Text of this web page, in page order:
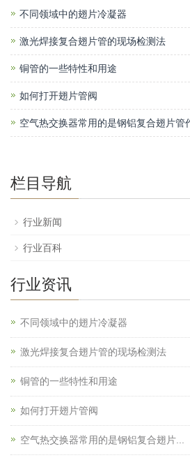
不同领域中的翅片冷凝器
激光焊接复合翅片管的现场检测法
铜管的一些特性和用途
如何打开翅片管阀
空气热交换器常用的是钢铝复合翅片管
栏目导航
行业新闻
行业百科
行业资讯
不同领域中的翅片冷凝器
激光焊接复合翅片管的现场检测法
铜管的一些特性和用途
如何打开翅片管阀
空气热交换器常用的是钢铝复合翅片...